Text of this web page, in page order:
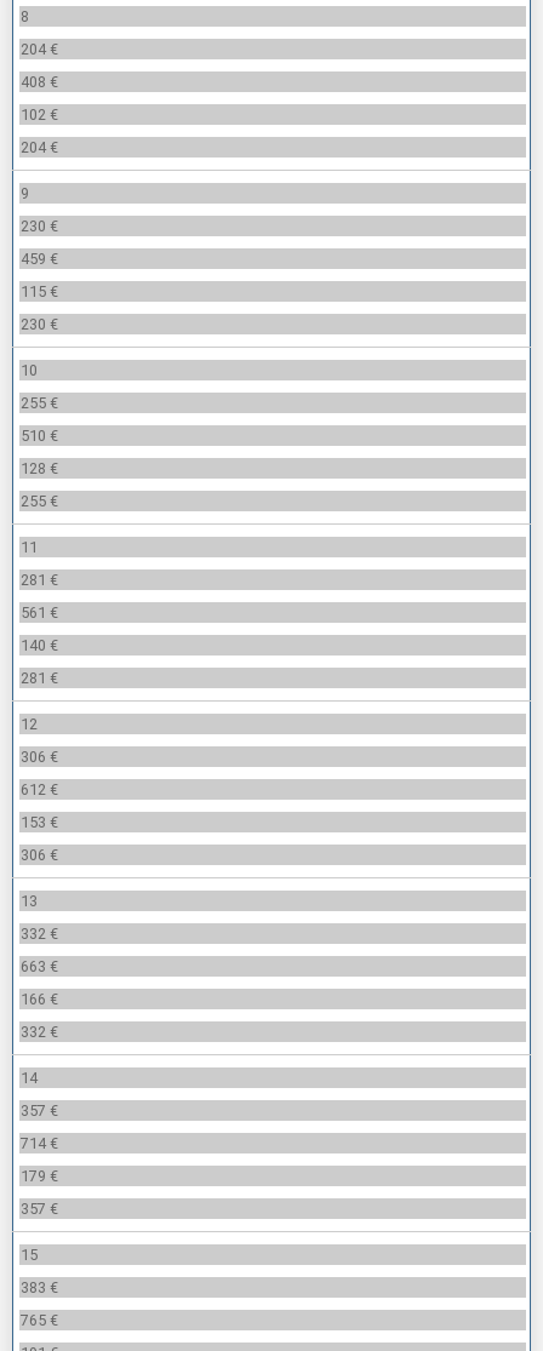
8
204 €
408 €
102 €
204 €
9
230 €
459 €
115 €
230 €
10
255 €
510 €
128 €
255 €
11
281 €
561 €
140 €
281 €
12
306 €
612 €
153 €
306 €
13
332 €
663 €
166 €
332 €
14
357 €
714 €
179 €
357 €
15
383 €
765 €